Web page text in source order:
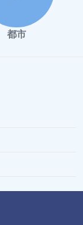
都市